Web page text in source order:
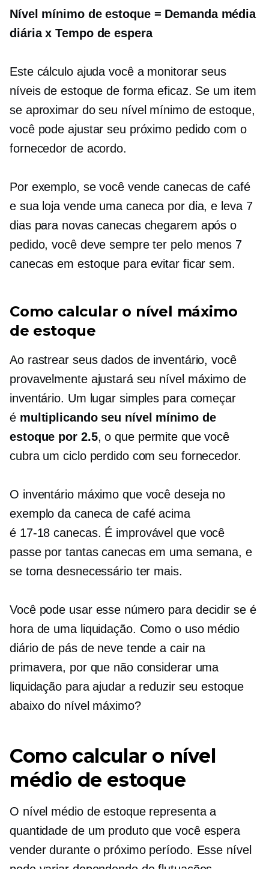
Nível mínimo de estoque = Demanda média
diária x Tempo de espera
Este cálculo ajuda você a monitorar seus
níveis de estoque de forma eficaz. Se um item
se aproximar do seu nível mínimo de estoque,
você pode ajustar seu próximo pedido com o
fornecedor de acordo.
Por exemplo, se você vende canecas de café
e sua loja vende uma caneca por dia, e leva 7
dias para novas canecas chegarem após o
pedido, você deve sempre ter pelo menos 7
canecas em estoque para evitar ficar sem.
Como calcular o nível máximo
de estoque
Ao rastrear seus dados de inventário, você
provavelmente ajustará seu nível máximo de
inventário. Um lugar simples para começar
é multiplicando seu nível mínimo de
estoque por 2.5, o que permite que você
cubra um ciclo perdido com seu fornecedor.
O inventário máximo que você deseja no
exemplo da caneca de café acima
é 17-18 canecas. É improvável que você
passe por tantas canecas em uma semana, e
se torna desnecessário ter mais.
Você pode usar esse número para decidir se é
hora de uma liquidação. Como o uso médio
diário de pás de neve tende a cair na
primavera, por que não considerar uma
liquidação para ajudar a reduzir seu estoque
abaixo do nível máximo?
Como calcular o nível
médio de estoque
O nível médio de estoque representa a
quantidade de um produto que você espera
vender durante o próximo período. Esse nível